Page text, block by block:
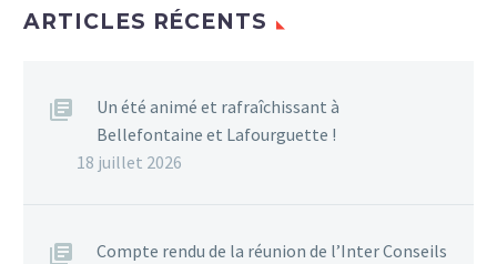
ARTICLES RÉCENTS
Un été animé et rafraîchissant à
Bellefontaine et Lafourguette !
18 juillet 2026
Compte rendu de la réunion de l’Inter Conseils